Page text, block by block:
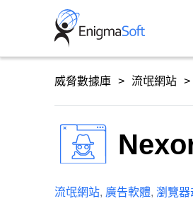
威脅數據庫 流氓網站
流氓網站, 廣告軟體, 瀏覽器